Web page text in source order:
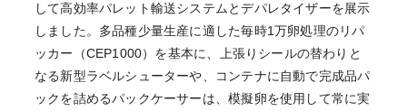
して高効率パレット輸送システムとデパレタイザーを展示
しました。多品種少量生産に適した毎時1万卵処理のリパ
ッカー（CEP1000）を基本に、上張りシールの替わりと
なる新型ラベルシューターや、コンテナに自動で完成品パ
ックを詰めるパックケーサーは、模擬卵を使用して常に実